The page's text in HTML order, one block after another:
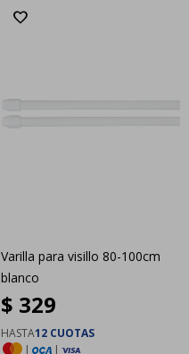
Varilla para visillo 80-100cm
blanco
$ 329
HASTA12 CUOTAS
|
|